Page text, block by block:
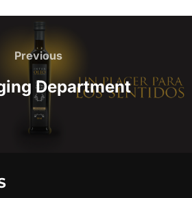
Previous
Previous
Department